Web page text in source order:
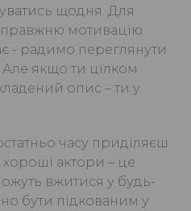
щодня. Для
мотивацію.
- радимо переглянути
Але якщо ти цілком
опис – ти у
часу приділяєш
актори – це
вжитися у будь-
бути підкованим у